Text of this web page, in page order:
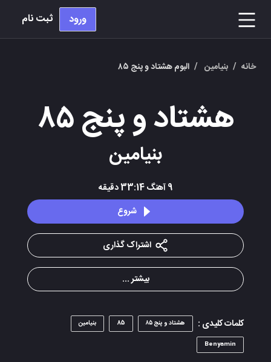
ورود ثبت نام
خانه / بنیامین / البوم هشتاد و پنج ۸۵
هشتاد و پنج ۸۵
بنیامین
9آهنگ33:14دقیقه
شروع
اشتراک گذاری
بیشتر ...
کلمات کلیدی : هشتاد و پنج ۸۵ 85 بنیامین
Benyamin